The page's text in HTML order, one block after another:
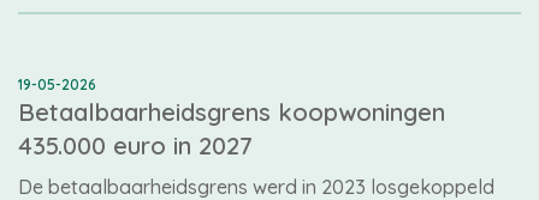
19-05-2026
Betaalbaarheidsgrens koopwoningen
435.000 euro in 2027
De betaalbaarheidsgrens werd in 2023 losgekoppeld